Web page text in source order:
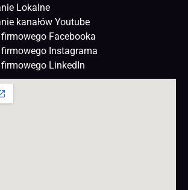
Lokalne
kanałów Youtube
Facebooka
Instagrama
LinkedIn